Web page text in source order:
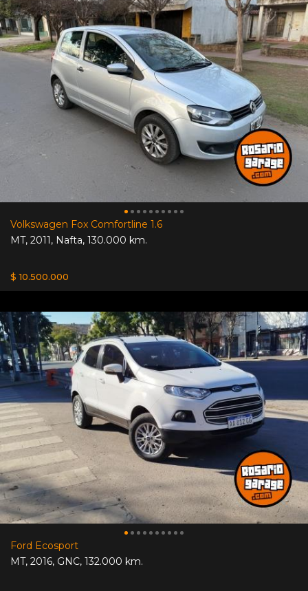
Volkswagen Fox Comfortline 1.6
MT, 2011, Nafta, 130.000 km.
$ 10.500.000
Ford Ecosport
MT, 2016, GNC, 132.000 km.